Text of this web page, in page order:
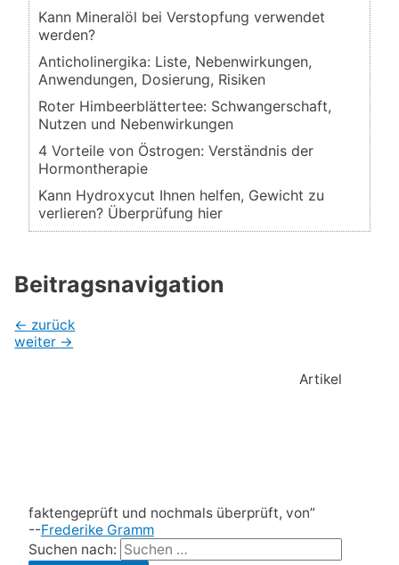
Kann Mineralöl bei Verstopfung verwendet
werden?
Anticholinergika: Liste, Nebenwirkungen,
Anwendungen, Dosierung, Risiken
Roter Himbeerblättertee: Schwangerschaft,
Nutzen und Nebenwirkungen
4 Vorteile von Östrogen: Verständnis der
Hormontherapie
Kann Hydroxycut Ihnen helfen, Gewicht zu
verlieren? Überprüfung hier
Beitragsnavigation
← zurück
weiter →
Artikel
faktengeprüft und nochmals überprüft, von”
--Frederike Gramm
Suchen nach: